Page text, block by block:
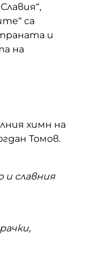
са
и
на
химн на
Томов.
славния